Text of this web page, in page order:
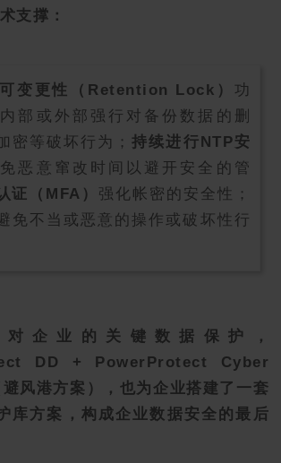
支撑：
变更性（Retention Lock） 功
部或外部强行对备份数据的删
密等破坏行为； 持续进行NTP安
免恶意窜改时间以避开安全的管
证（MFA） 强化帐密的安全性；
免不当或恶意的操作或破坏性行
企业的关键数据保护，
DD + PowerProtect Cyber
风港方案），也为企业搭建了一套
库方案，构成企业数据安全的最后